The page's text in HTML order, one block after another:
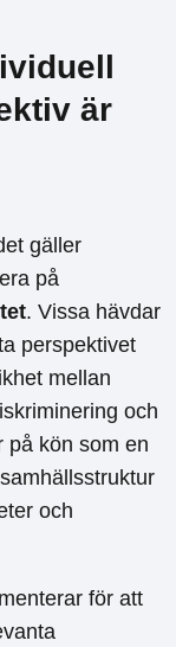
är
gäller
på
. Vissa hävdar
perspektivet
mellan
och
på kön som en
och
för att